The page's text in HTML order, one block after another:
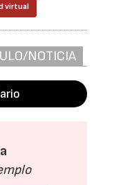
virtual
NOTICIA